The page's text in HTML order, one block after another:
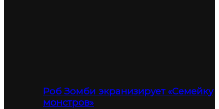
Роб Зомби экранизирует «Семейку
монстров»